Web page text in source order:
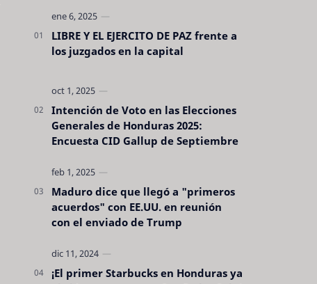
LIBRE Y EL EJERCITO DE PAZ frente a
los juzgados en la capital
Intención de Voto en las Elecciones
Generales de Honduras 2025:
Encuesta CID Gallup de Septiembre
Maduro dice que llegó a "primeros
acuerdos" con EE.UU. en reunión
con el enviado de Trump
¡El primer Starbucks en Honduras ya